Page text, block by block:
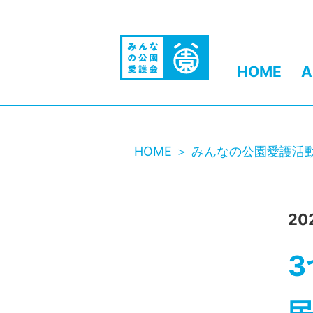
HOME
HOME みんなの公園愛護活
3